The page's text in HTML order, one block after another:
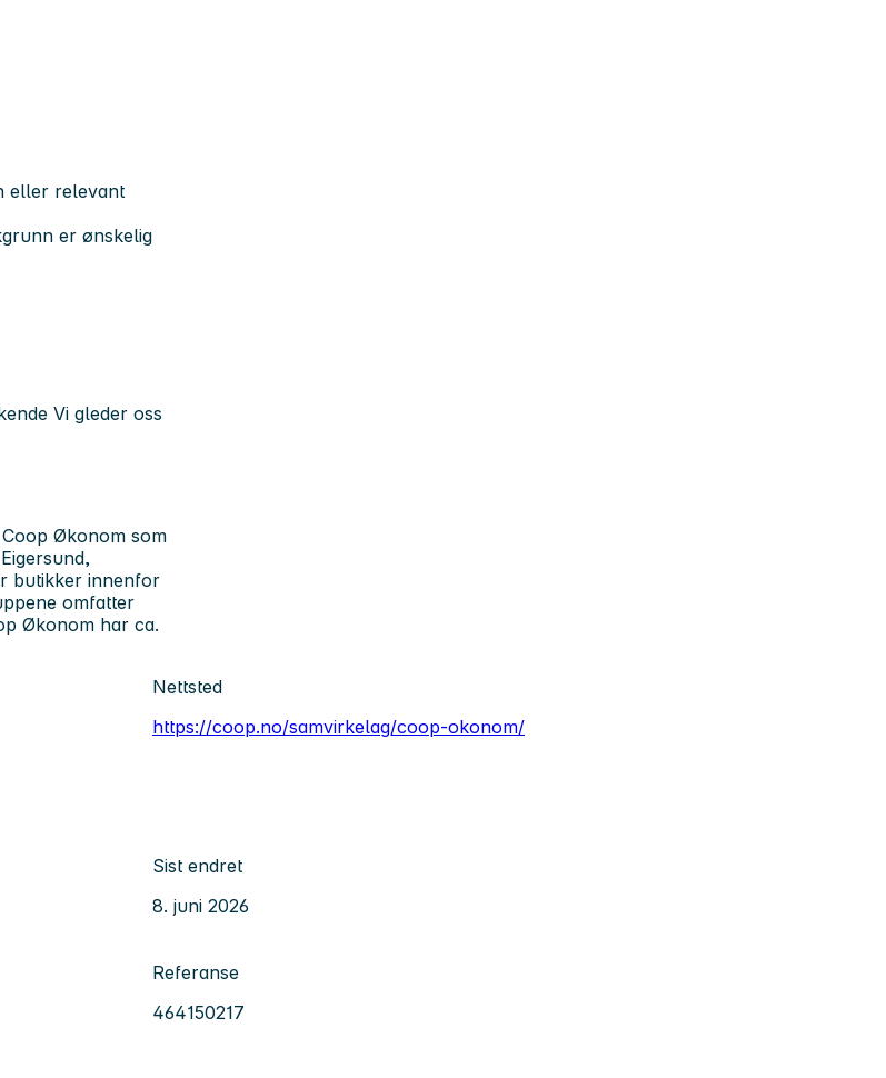
eller relevant
er ønskelig
Vi gleder oss
Økonom som
butikker innenfor
omfatter
Økonom har ca.
Nettsted
https://coop.no/samvirkelag/coop-okonom/
Sist endret
8. juni 2026
Referanse
464150217